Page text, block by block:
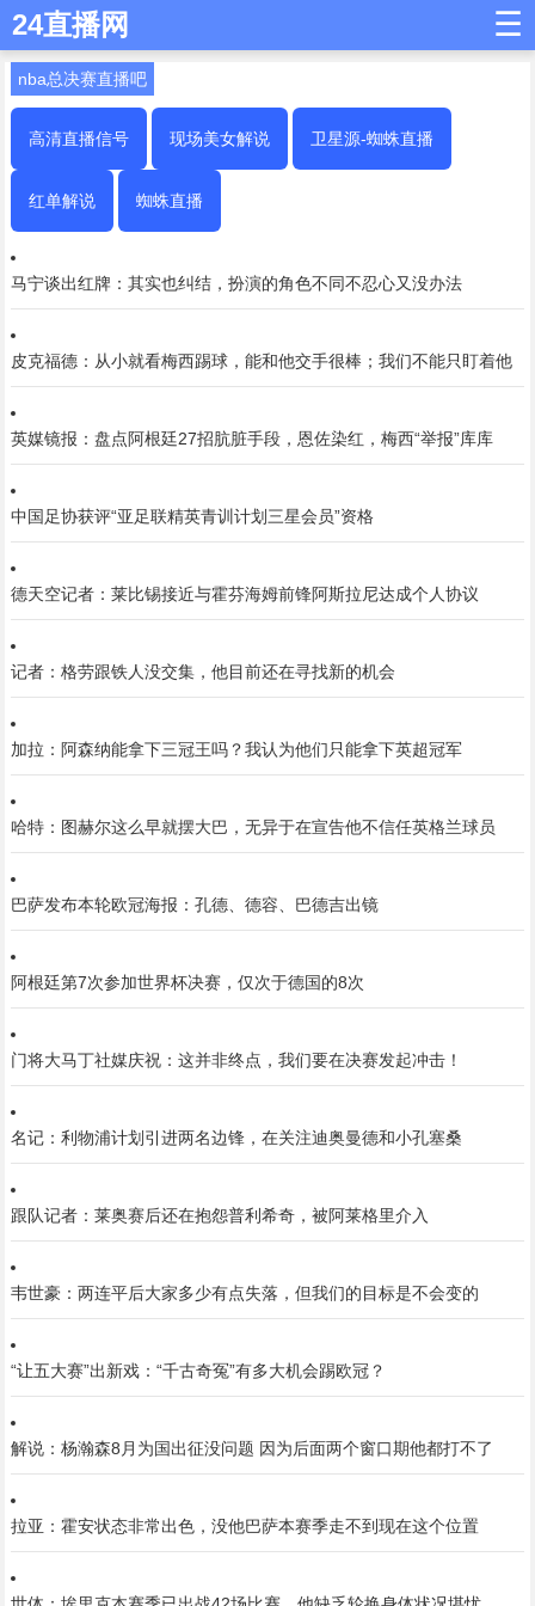
24直播网 ☰
nba总决赛直播吧
高清直播信号 现场美女解说 卫星源-蜘蛛直播
红单解说 蜘蛛直播
马宁谈出红牌：其实也纠结，扮演的角色不同不忍心又没办法
皮克福德：从小就看梅西踢球，能和他交手很棒；我们不能只盯着他
英媒镜报：盘点阿根廷27招肮脏手段，恩佐染红，梅西“举报”库库
中国足协获评“亚足联精英青训计划三星会员”资格
德天空记者：莱比锡接近与霍芬海姆前锋阿斯拉尼达成个人协议
记者：格劳跟铁人没交集，他目前还在寻找新的机会
加拉：阿森纳能拿下三冠王吗？我认为他们只能拿下英超冠军
哈特：图赫尔这么早就摆大巴，无异于在宣告他不信任英格兰球员
巴萨发布本轮欧冠海报：孔德、德容、巴德吉出镜
阿根廷第7次参加世界杯决赛，仅次于德国的8次
门将大马丁社媒庆祝：这并非终点，我们要在决赛发起冲击！
名记：利物浦计划引进两名边锋，在关注迪奥曼德和小孔塞桑
跟队记者：莱奥赛后还在抱怨普利希奇，被阿莱格里介入
韦世豪：两连平后大家多少有点失落，但我们的目标是不会变的
“让五大赛”出新戏：“千古奇冤”有多大机会踢欧冠？
解说：杨瀚森8月为国出征没问题 因为后面两个窗口期他都打不了
拉亚：霍安状态非常出色，没他巴萨本赛季走不到现在这个位置